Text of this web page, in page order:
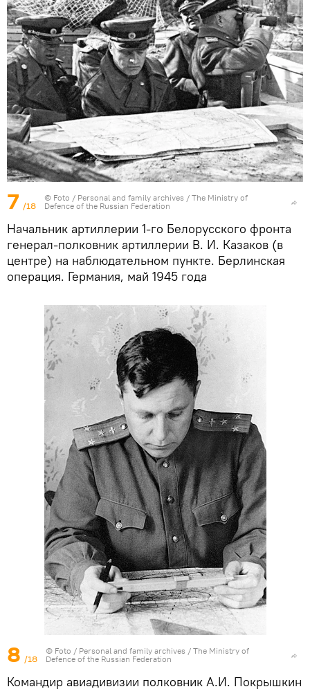
7 /18
© Foto / Personal and family archives / The Ministry of
Defence of the Russian Federation
Начальник артиллерии 1-го Белорусского фронта
генерал-полковник артиллерии В. И. Казаков (в
центре) на наблюдательном пункте. Берлинская
операция. Германия, май 1945 года
8 /18
© Foto / Personal and family archives / The Ministry of
Defence of the Russian Federation
Командир авиадивизии полковник А.И. Покрышкин